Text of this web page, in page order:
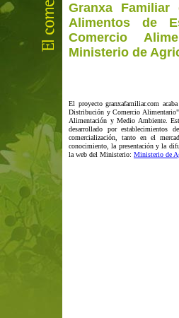
Granxa
Alimentos de
Comercio
Ministerio de
El proyecto granxafamiliar.com
Distribución y Comercio
Alimentación y Medio Ambiente.
desarrollado por establecimientos
comercialización, tanto en el
conocimiento, la presentación y la
la web del Ministerio: Ministerio de